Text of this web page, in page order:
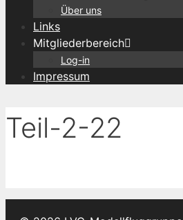
Über uns
Links
Mitgliederbereich
Log-in
Impressum
Teil-2-22